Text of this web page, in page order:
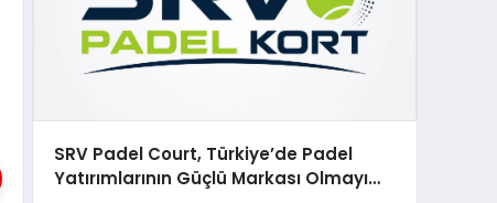
SRV Padel Court, Türkiye’de Padel
Yatırımlarının Güçlü Markası Olmayı